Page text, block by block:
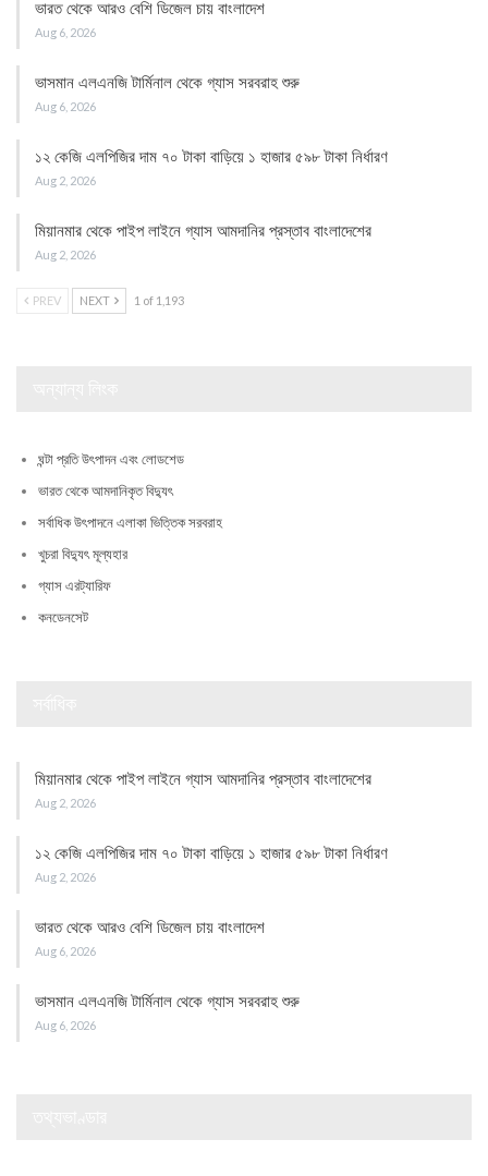
ভারত থেকে আরও বেশি ডিজেল চায় বাংলাদেশ
Aug 6, 2026
ভাসমান এলএনজি টার্মিনাল থেকে গ্যাস সরবরাহ শুরু
Aug 6, 2026
১২ কেজি এলপিজির দাম ৭০ টাকা বাড়িয়ে ১ হাজার ৫৯৮ টাকা নির্ধারণ
Aug 2, 2026
মিয়ানমার থেকে পাইপ লাইনে গ্যাস আমদানির প্রস্তাব বাংলাদেশের
Aug 2, 2026
PREV NEXT 1 of 1,193
ঘন্টা প্রতি উৎপাদন এবং লোডশেড
ভারত থেকে আমদানিকৃত বিদ্যুৎ
সর্বাধিক উৎপাদনে এলাকা ভিত্তিক সরবরাহ
খুচরা বিদ্যুৎ মূল্যহার
গ্যাস এরট্যারিফ
কনডেনসেট
মিয়ানমার থেকে পাইপ লাইনে গ্যাস আমদানির প্রস্তাব বাংলাদেশের
Aug 2, 2026
১২ কেজি এলপিজির দাম ৭০ টাকা বাড়িয়ে ১ হাজার ৫৯৮ টাকা নির্ধারণ
Aug 2, 2026
ভারত থেকে আরও বেশি ডিজেল চায় বাংলাদেশ
Aug 6, 2026
ভাসমান এলএনজি টার্মিনাল থেকে গ্যাস সরবরাহ শুরু
Aug 6, 2026